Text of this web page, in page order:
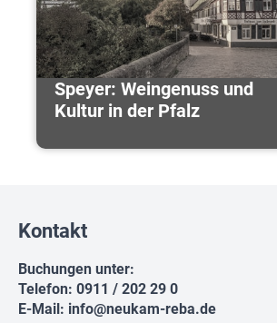
Speyer: Weingenuss und
Kultur in der Pfalz
Kontakt
Buchungen unter:
Telefon: 0911 / 202 29 0
E-Mail: info@neukam-reba.de